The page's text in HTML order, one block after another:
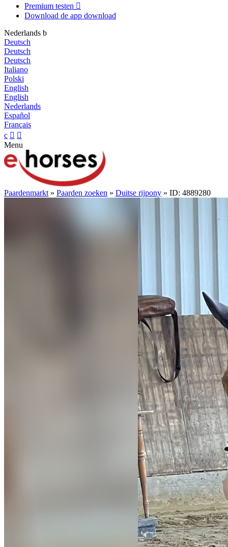
Premium testen 
Download de app download
Nederlands b
Deutsch
Deutsch
Deutsch
Italiano
Polski
English
English
Nederlands
Español
Français
c  
Menu
Paardenmarkt » Paarden zoeken » Duitse rijpony » ID: 4889280